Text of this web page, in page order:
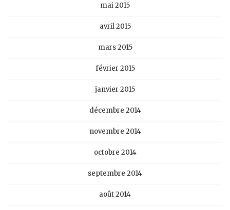
mai 2015
avril 2015
mars 2015
février 2015
janvier 2015
décembre 2014
novembre 2014
octobre 2014
septembre 2014
août 2014